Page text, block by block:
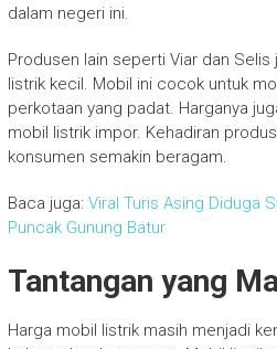
dalam negeri ini.
Produsen lain seperti Viar dan
listrik kecil. Mobil ini cocok untuk
perkotaan yang padat. Harganya
mobil listrik impor. Kehadiran
konsumen semakin beragam.
Baca juga: Viral Turis Asing Diduga
Puncak Gunung Batur
Tantangan yang
Harga mobil listrik masih menjadi